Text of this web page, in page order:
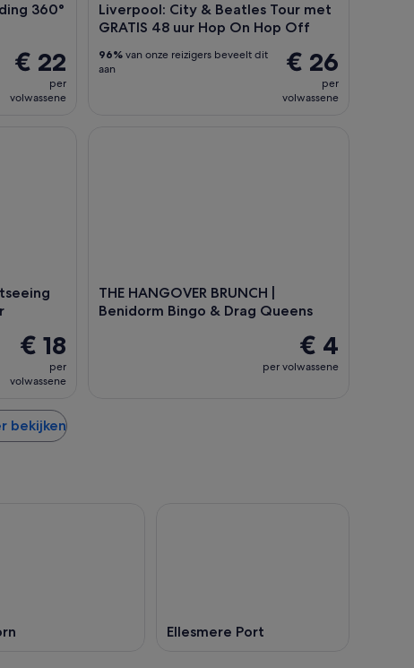
360°
€ 22
per
volwassene
Liverpool: City & Beatles Tour met
GRATIS 48 uur Hop On Hop Off
€ 26
per
volwassene
96% van onze reizigers beveelt dit
aan
€ 18
per
volwassene
THE HANGOVER BRUNCH |
Benidorm Bingo & Drag Queens
€ 4
per volwassene
bekijken
Ellesmere Port